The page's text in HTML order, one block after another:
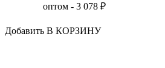
оптом - 3 078 ₽
Добавить В КОРЗИНУ